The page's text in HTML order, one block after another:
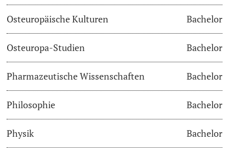
Osteuropäische Kulturen Bachelor
Osteuropa-Studien Bachelor
Pharmazeutische Wissenschaften Bachelor
Philosophie Bachelor
Physik Bachelor